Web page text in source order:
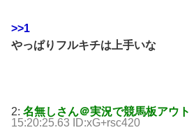
>>1
やっぱりフルキチは上手いな
2: 名無しさん＠実況で競馬板アウト
15:20:25.63 ID:xG+rsc420